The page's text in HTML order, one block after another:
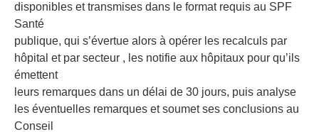
disponibles et transmises dans le format requis au SPF
Santé
publique, qui s’évertue alors à opérer les recalculs par
hôpital et par secteur , les notifie aux hôpitaux pour qu’ils
émettent
leurs remarques dans un délai de 30 jours, puis analyse
les éventuelles remarques et soumet ses conclusions au
Conseil